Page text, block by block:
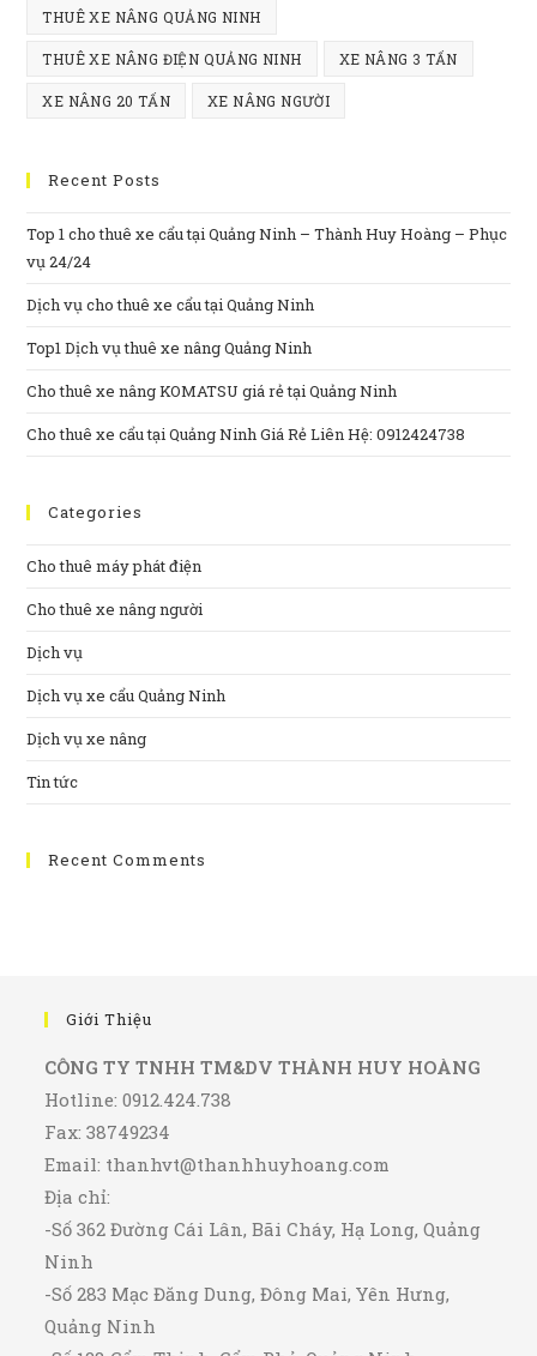
THUÊ XE NÂNG QUẢNG NINH
THUÊ XE NÂNG ĐIỆN QUẢNG NINH XE NÂNG 3 TẤN
XE NÂNG 20 TẤN XE NÂNG NGƯỜI
Recent Posts
Top 1 cho thuê xe cẩu tại Quảng Ninh – Thành Huy Hoàng – Phục
vụ 24/24
Dịch vụ cho thuê xe cẩu tại Quảng Ninh
Top1 Dịch vụ thuê xe nâng Quảng Ninh
Cho thuê xe nâng KOMATSU giá rẻ tại Quảng Ninh
Cho thuê xe cẩu tại Quảng Ninh Giá Rẻ Liên Hệ: 0912424738
Categories
Cho thuê máy phát điện
Cho thuê xe nâng người
Dịch vụ
Dịch vụ xe cẩu Quảng Ninh
Dịch vụ xe nâng
Tin tức
Recent Comments
Giới Thiệu
CÔNG TY TNHH TM&DV THÀNH HUY HOÀNG
Hotline: 0912.424.738
Fax: 38749234
Email: thanhvt@thanhhuyhoang.com
Địa chỉ:
-Số 362 Đường Cái Lân, Bãi Cháy, Hạ Long, Quảng
Ninh
-Số 283 Mạc Đăng Dung, Đông Mai, Yên Hưng,
Quảng Ninh